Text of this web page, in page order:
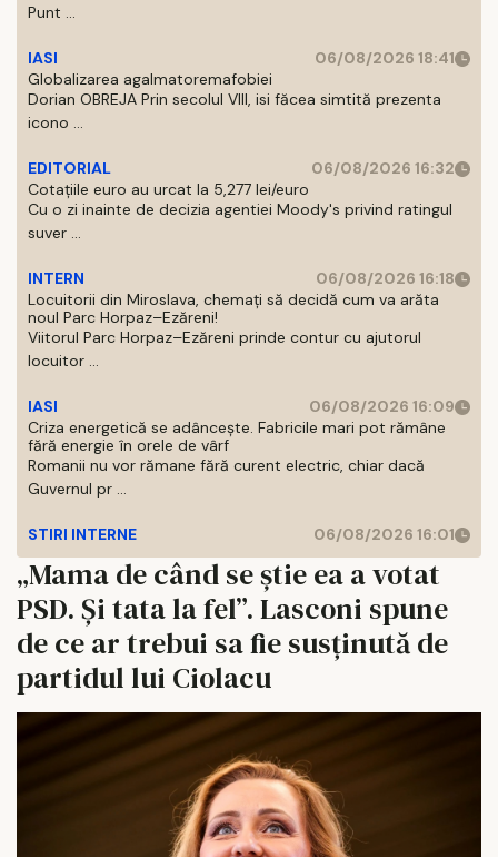
Punt ...
IASI
06/08/2026 18:41
Globalizarea agalmatoremafobiei
Dorian OBREJA Prin secolul VIII, isi făcea simtită prezenta
icono ...
EDITORIAL
06/08/2026 16:32
Cotațiile euro au urcat la 5,277 lei/euro
Cu o zi inainte de decizia agentiei Moody's privind ratingul
suver ...
INTERN
06/08/2026 16:18
Locuitorii din Miroslava, chemați să decidă cum va arăta
noul Parc Horpaz–Ezăreni!
Viitorul Parc Horpaz–Ezăreni prinde contur cu ajutorul
locuitor ...
IASI
06/08/2026 16:09
Criza energetică se adâncește. Fabricile mari pot rămâne
fără energie în orele de vârf
Romanii nu vor rămane fără curent electric, chiar dacă
Guvernul pr ...
STIRI INTERNE 06/08/2026 16:01
„Mama de când se știe ea a votat
PSD. Și tata la fel”. Lasconi spune
de ce ar trebui sa fie susținută de
partidul lui Ciolacu